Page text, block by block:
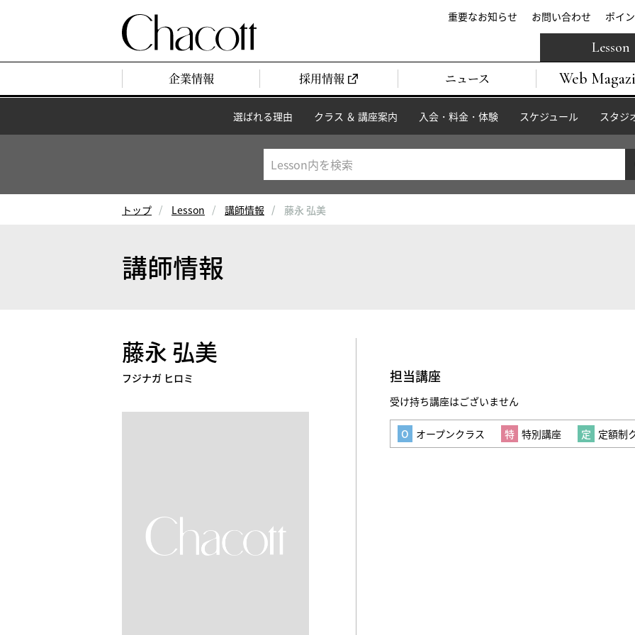
重要なお知らせ お問い合わせ ポイ
企業情報 採用情報 ニュース Web
Lesson
選ばれる理由 クラス ＆ 講座案内 入会・料金・体験 スケジュール スタジ
トップ Lesson 講師情報 藤永 弘美
講師情報
藤永 弘美
フジナガ ヒロミ 担当講座
受け持ち講座はございません
オープンクラス 特別講座 定額制